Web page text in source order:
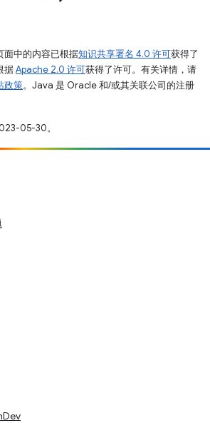
面中的内容已根据知识共享署名 4.0 许可获得了
据Apache 2.0 许可获得了许可。有关详情，请
政策。Java 是 Oracle 和/或其关联公司的注册
05-30。